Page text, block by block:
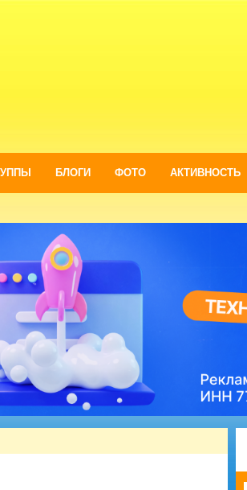
БЛОГИ ФОТО АКТИВНОСТЬ